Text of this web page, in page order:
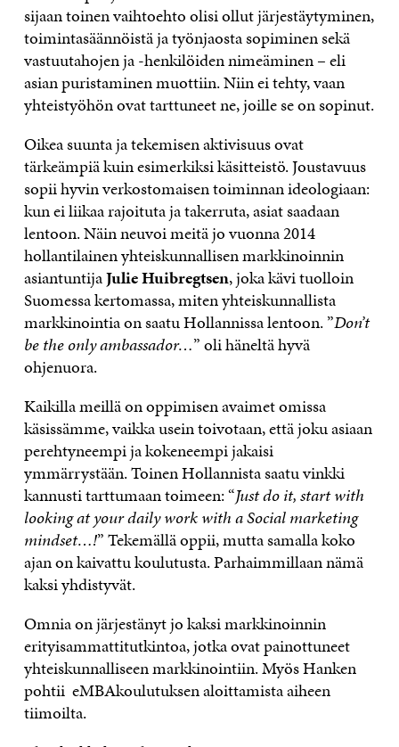
sijaan toinen vaihtoehto olisi ollut järjestäytyminen,
toimintasäännöistä ja työnjaosta sopiminen sekä
vastuutahojen ja -henkilöiden nimeäminen – eli
asian puristaminen muottiin. Niin ei tehty, vaan
yhteistyöhön ovat tarttuneet ne, joille se on sopinut.
Oikea suunta ja tekemisen aktivisuus ovat
tärkeämpiä kuin esimerkiksi käsitteistö. Joustavuus
sopii hyvin verkostomaisen toiminnan ideologiaan:
kun ei liikaa rajoituta ja takerruta, asiat saadaan
lentoon. Näin neuvoi meitä jo vuonna 2014
hollantilainen yhteiskunnallisen markkinoinnin
asiantuntijaJulie Huibregtsen, joka kävi tuolloin
Suomessa kertomassa, miten yhteiskunnallista
markkinointia on saatu Hollannissa lentoon. ”Don’t
be the only ambassador…” oli häneltä hyvä
ohjenuora.
Kaikilla meillä on oppimisen avaimet omissa
käsissämme, vaikka usein toivotaan, että joku asiaan
perehtyneempi ja kokeneempi jakaisi
ymmärrystään. Toinen Hollannista saatu vinkki
kannusti tarttumaan toimeen: “Just do it, start with
looking at your daily work with a Social marketing
mindset…!” Tekemällä oppii, mutta samalla koko
ajan on kaivattu koulutusta. Parhaimmillaan nämä
kaksi yhdistyvät.
Omnia on järjestänyt jo kaksi markkinoinnin
erityisammattitutkintoa, jotka ovat painottuneet
yhteiskunnalliseen markkinointiin. Myös Hanken
pohtii eMBAkoulutuksen aloittamista aiheen
tiimoilta.